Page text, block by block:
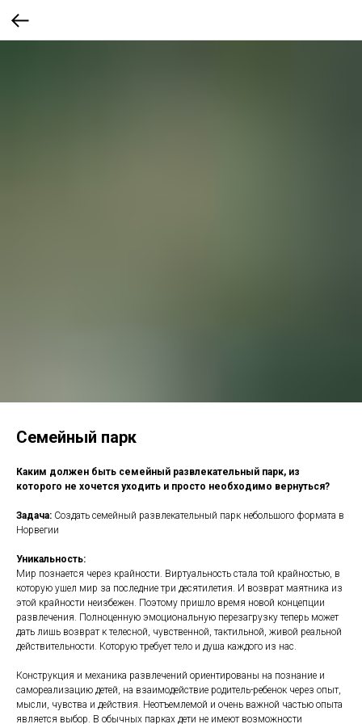
Семейный парк
Каким должен быть семейный развлекательный парк, из
которого не хочется уходить и просто необходимо вернуться?
Задача: Создать семейный развлекательный парк небольшого формата в
Норвегии
Уникальность:
Мир познается через крайности. Виртуальность стала той крайностью, в
которую ушел мир за последние три десятилетия. И возврат маятника из
этой крайности неизбежен. Поэтому пришло время новой концепции
развлечения. Полноценную эмоциональную перезагрузку теперь может
дать лишь возврат к телесной, чувственной, тактильной, живой реальной
действительности. Которую требует тело и душа каждого из нас.
Конструкция и механика развлечений ориентированы на познание и
самореализацию детей, на взаимодействие родитель-ребенок через опыт,
мысли, чувства и действия. Неотъемлемой и очень важной частью опыта
является выбор. В обычных парках дети не имеют возможности